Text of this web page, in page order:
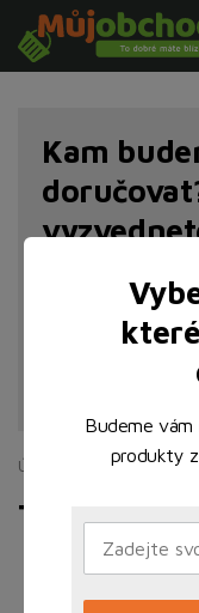
Kam
Úvodní stránka Mléčné
Tvrdé sýry
Budeme
produkty